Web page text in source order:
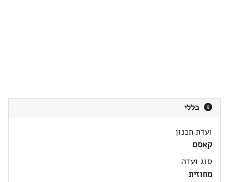
כללי
ועדת תכנון
קאסם
סוג ועדה
מחוזית